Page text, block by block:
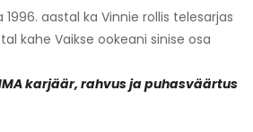
aastal ka Vinnie rollis telesarjas
kahe Vaikse ookeani sinise osa
karjäär, rahvus ja puhasväärtus